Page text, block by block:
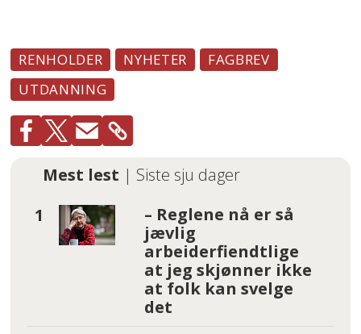
RENHOLDER NYHETER
FAGBREV
UTDANNING
Mest lest | Siste sju dager
– Reglene nå er så
jævlig
arbeiderfiendtlige
at jeg skjønner ikke
at folk kan svelge
det